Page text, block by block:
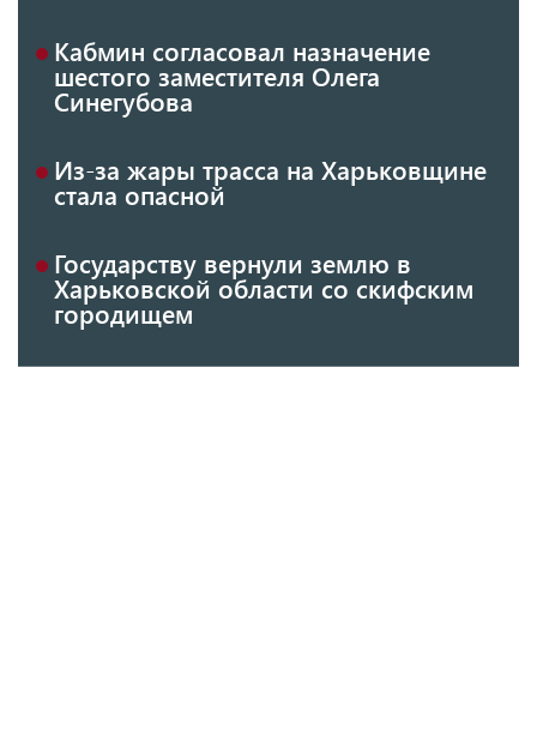
Кабмин согласовал назначение
шестого заместителя Олега
Синегубова
Из-за жары трасса на Харьковщине
стала опасной
Государству вернули землю в
Харьковской области со скифским
городищем